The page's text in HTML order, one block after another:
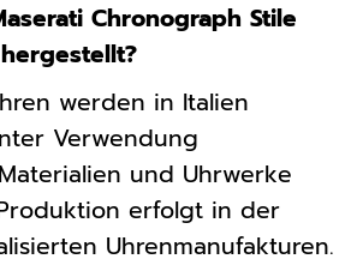
Chronograph Stile
werden in Italien
Verwendung
und Uhrwerke
erfolgt in der
Uhrenmanufakturen.